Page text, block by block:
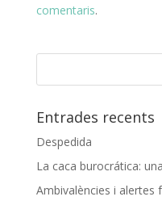
comentaris.
Entrades recents
Despedida
La caca burocrática:
Ambivalències i alertes